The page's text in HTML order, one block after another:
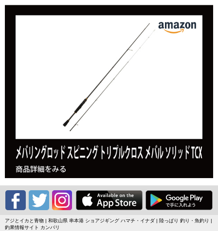
アジとイカと青物 | 和歌山県 串本港 ショアジギング ハマチ・イナダ | 陸っぱり 釣り・魚釣り |
釣果情報サイト カンパリ